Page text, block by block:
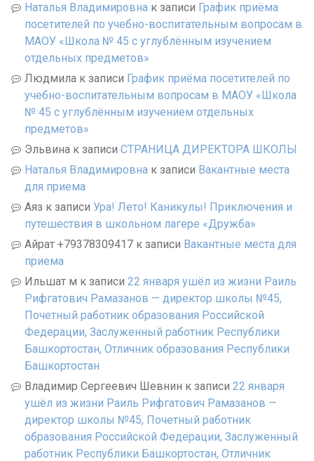
Наталья Владимировна к записи График приёма
посетителей по учебно-воспитательным вопросам в
МАОУ «Школа № 45 с углублённым изучением
отдельных предметов»
Людмила к записи График приёма посетителей по
учебно-воспитательным вопросам в МАОУ «Школа
№ 45 с углублённым изучением отдельных
предметов»
Эльвина к записи СТРАНИЦА ДИРЕКТОРА ШКОЛЫ
Наталья Владимировна к записи Вакантные места
для приема
Аяз к записи Ура! Лето! Каникулы! Приключения и
путешествия в школьном лагере «Дружба»
Айрат +79378309417 к записи Вакантные места для
приема
Ильшат м к записи 22 января ушёл из жизни Раиль
Рифгатович Рамазанов — директор школы №45,
Почетный работник образования Российской
Федерации, Заслуженный работник Республики
Башкортостан, Отличник образования Республики
Башкортостан
Владимир Сергеевич Шевнин к записи 22 января
ушёл из жизни Раиль Рифгатович Рамазанов —
директор школы №45, Почетный работник
образования Российской Федерации, Заслуженный
работник Республики Башкортостан, Отличник